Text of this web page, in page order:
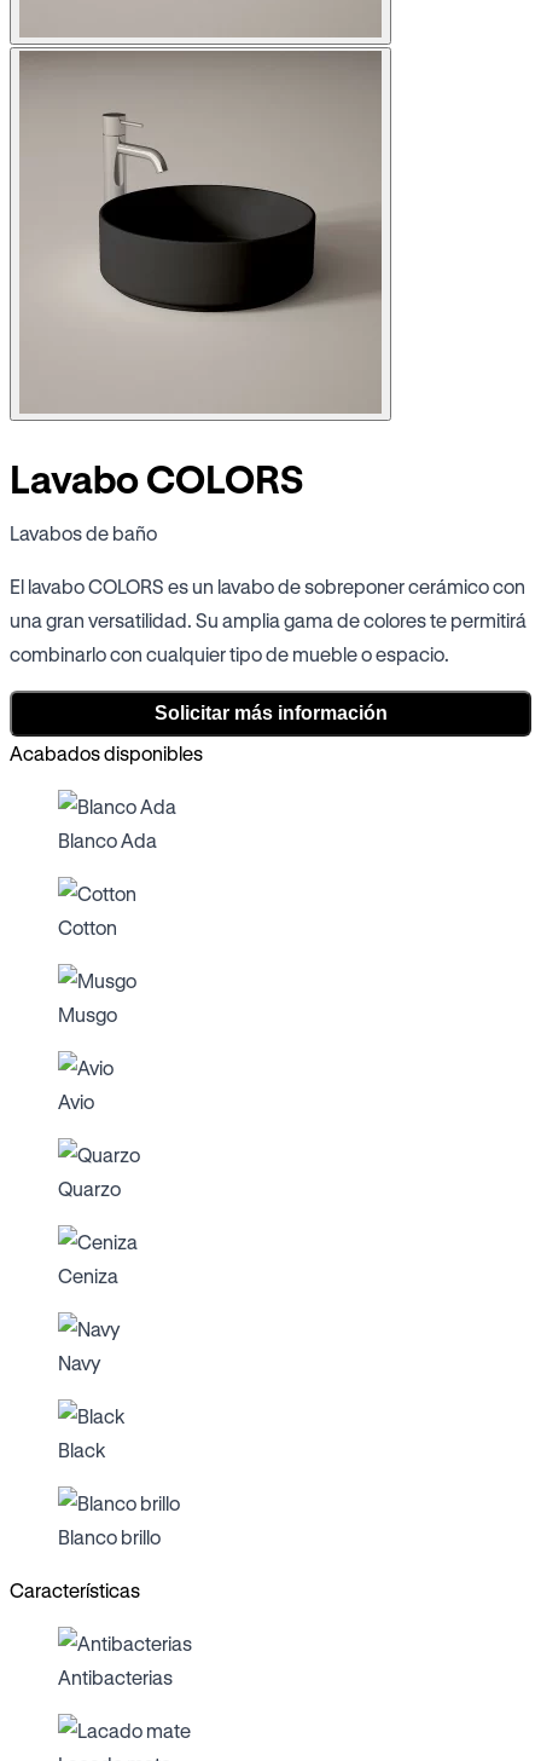
Lavabo COLORS
Lavabos de baño
El lavabo COLORS es un lavabo de sobreponer cerámico con
una gran versatilidad. Su amplia gama de colores te permitirá
combinarlo con cualquier tipo de mueble o espacio.
Solicitar más información
Acabados disponibles
Blanco Ada
Cotton
Musgo
Avio
Quarzo
Ceniza
Navy
Black
Blanco brillo
Características
Antibacterias